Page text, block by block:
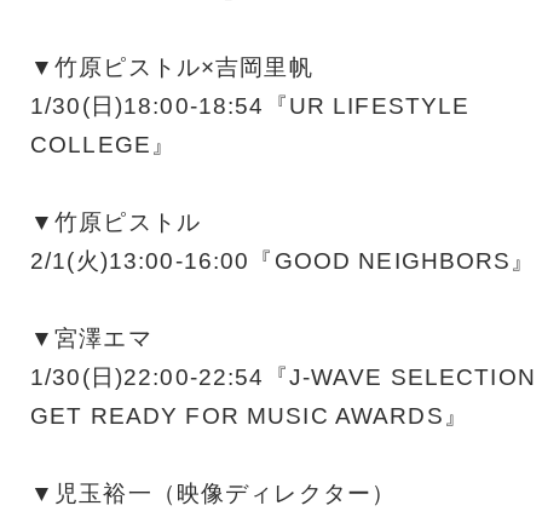
▼竹原ピストル×吉岡里帆
1/30(日)18:00-18:54『UR LIFESTYLE
COLLEGE』
▼竹原ピストル
2/1(火)13:00-16:00『GOOD NEIGHBORS』
▼宮澤エマ
1/30(日)22:00-22:54『J-WAVE SELECTION
GET READY FOR MUSIC AWARDS』
▼児玉裕一（映像ディレクター）